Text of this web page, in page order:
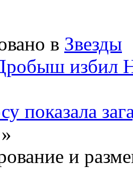
в Звезды
избил
показала
»
и